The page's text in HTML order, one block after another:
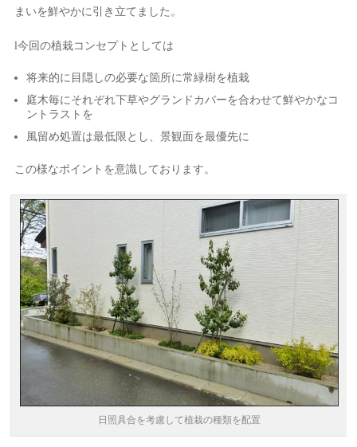
まいを鮮やかに引き立てました。
l今回の植栽コンセプトとしては
将来的に目隠しの必要な箇所に常緑樹を植栽
庭木毎にそれぞれ下草やグランドカバーを合わせて鮮やかなコ
ントラストを
風留め処置は最低限とし、景観面を最優先に
この様なポイントを意識しております。
日照具合を考慮して植栽の種類を配置